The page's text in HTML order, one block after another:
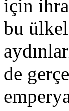
için
bu
de